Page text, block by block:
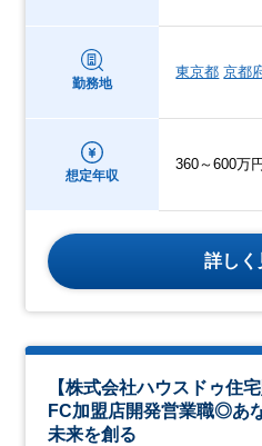
勤務地
東京都 京都
想定年収
360～600万
詳しく
【株式会社ハウスドゥ住
FC加盟店開発営業職◎あ
未来を創る